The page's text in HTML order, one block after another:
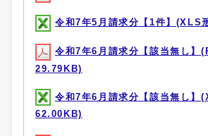
令和7年5月請求分【1件】(XLS
令和7年6月請求分【該当無し】
29.79KB)
令和7年6月請求分【該当無し】
62.00KB)